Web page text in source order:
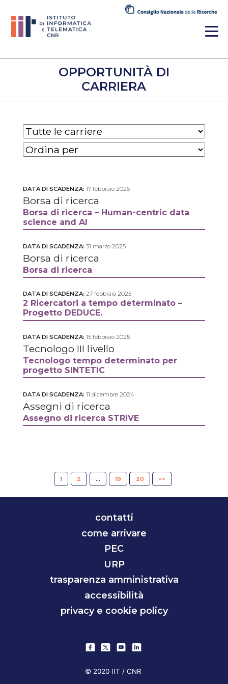
OPPORTUNITÀ DI
CARRIERA
DATA DI SCADENZA: 17 febbraio 2026
Borsa di ricerca
Borsa di ricerca – Human-centric data
science and AI
DATA DI SCADENZA: 31 marzo 2025
Borsa di ricerca
Borsa di ricerca
DATA DI SCADENZA: 27 febbraio 2025
2 Ricercatori a tempo determinato –
Progetto DEDUCE.
DATA DI SCADENZA: 15 febbraio 2025
Tecnologo III livello
Tecnologo tempo determinato per
progetto SINTETIC
DATA DI SCADENZA: 11 dicembre 2024
Assegni di ricerca
Assegno di ricerca STRIVE
1 2 … 19 20 >>
contatti
come arrivare
PEC
URP
trasparenza amministrativa
accessibilità
privacy e cookie policy
© 2020 IIT / CNR